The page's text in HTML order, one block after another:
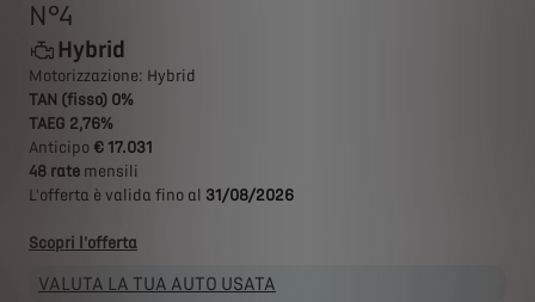
N°4
Hybrid
Motorizzazione: Hybrid
TAN (fisso) 0%
TAEG 2,76%
Anticipo € 17.031
48 rate mensili
L'offerta è valida fino al 31/08/2026
Scopri l'offerta
VALUTA LA TUA AUTO USATA